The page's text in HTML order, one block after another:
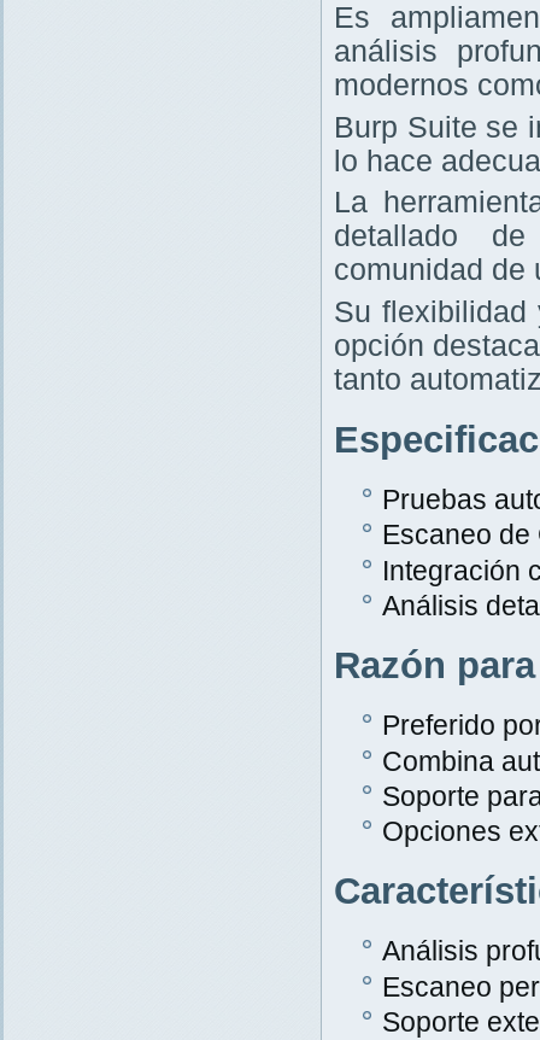
Es
análisis
modernos
Burp Suite se
lo hace
La
detallado
comunidad de
Su flexibilidad
opción
tanto
Pruebas
Escaneo de
Integración
Análisis
Razón
Preferido
Combina
Soporte
Opciones
Análisis
Escaneo
Soporte